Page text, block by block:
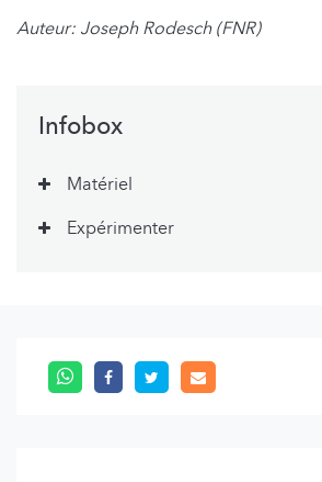
Auteur: Joseph Rodesch (FNR)
Infobox
Matériel
Expérimenter